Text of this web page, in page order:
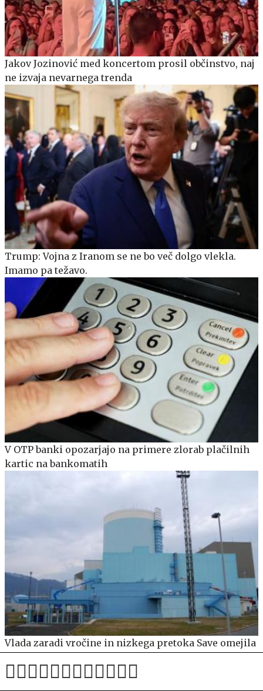
Jakov Jozinović med koncertom prosil občinstvo, naj
ne izvaja nevarnega trenda
Trump: Vojna z Iranom se ne bo več dolgo vlekla.
Imamo pa težavo.
V OTP banki opozarjajo na primere zlorab plačilnih
kartic na bankomatih
Vlada zaradi vročine in nizkega pretoka Save omejila